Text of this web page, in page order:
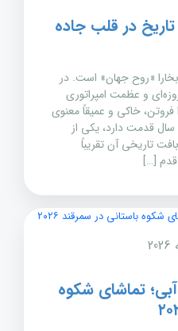
در قلب جاده
«روح جهان» است. در
و عظمت امپراتوری
خاکی و عمیقاً معنوی
است. این شهر که بیش از ۲۵۰۰ سال قدمت دارد، یکی از
تاریخی آن تقریباً
[…]
تماشای شکوه